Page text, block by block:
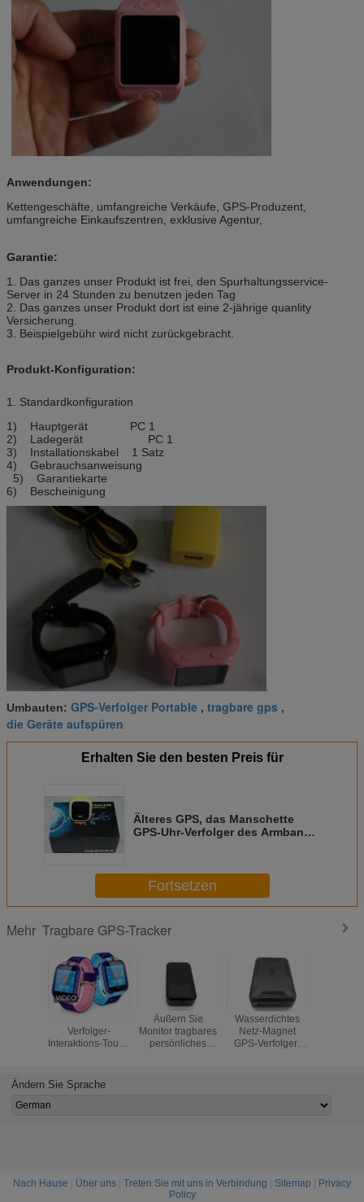
Anwendungen:
Kettengeschäfte, umfangreiche Verkäufe, GPS-Produzent,
umfangreiche Einkaufszentren, exklusive Agentur,
Garantie:
1. Das ganzes unser Produkt ist frei, den Spurhaltungsservice-
Server in 24 Stunden zu benutzen jeden Tag
2. Das ganzes unser Produkt dort ist eine 2-jährige quanlity
Versicherung.
3. Beispielgebühr wird nicht zurückgebracht.
Produkt-Konfiguration:
1. Standardkonfiguration
1) Hauptgerät PC 1
2) Ladegerät PC 1
3) Installationskabel 1 Satz
4) Gebrauchsanweisung
5) Garantiekarte
6) Bescheinigung
Umbauten: GPS-Verfolger Portable , tragbare gps ,
die Geräte aufspüren
Erhalten Sie den besten Preis für
Älteres GPS, das Manschette
GPS-Uhr-Verfolger des Armband-
Fortsetzen
Mehr Tragbare GPS-Tracker
Verfolger-
Interaktions-Touch
Familie
Äußern Sie
Monitor tragbares
persönliches
Wasserdichtes
Netz-Magnet
GPS-Verfolger-
Ändern Sie Sprache
Nach Hause Über uns Treten Sie mit uns in Verbindung Sitemap
Privacy
Policy